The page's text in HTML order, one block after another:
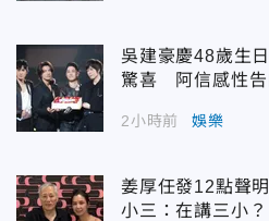
吳建豪慶48歲生
驚喜 阿信感性告
2小時前 娛樂
姜厚任發12點聲
小三：在講三小？